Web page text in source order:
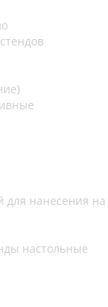
для нанесения на
настольные